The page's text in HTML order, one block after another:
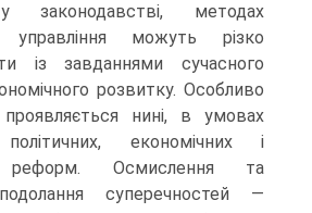
законодавстві, методах
управління можуть різко
із завданнями сучасного
розвитку. Особливо
нині, в умовах
політичних, економічних і
реформ. Осмислення та
суперечностей —